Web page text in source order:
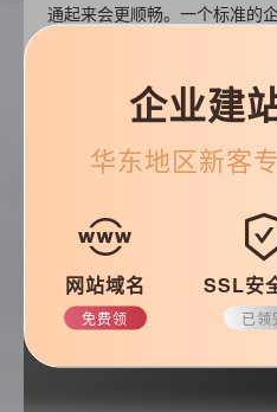
通起来会更顺畅。一个标准的
（1）明确需求：确定网
（3）整理材料：准备公司
等。
（4）注册域名：选简短
托办理。
企业建
华东地区新客
网站域名
免费领
SSL安
已领